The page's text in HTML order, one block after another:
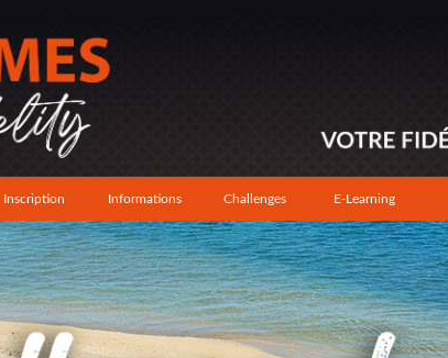
Inscription Informations Challenges E-Learning